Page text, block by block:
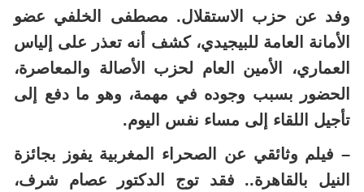
وفد عن حزب الاستقلال. مصطفى الخلفي عضو
الأمانة العامة للبيجيدي، كشف أنه تعذر على إلياس
العماري، الأمين العام لحزب الأصالة والمعاصرة،
الحضور بسبب وجوده في مهمة، وهو ما دفع إلى
تأجيل اللقاء إلى مساء نفس اليوم.
– فيلم وثائقي عن الصحراء المغربية يفوز بجائزة
النيل بالقاهرة.. فقد توج الدكتور عصام شرف،